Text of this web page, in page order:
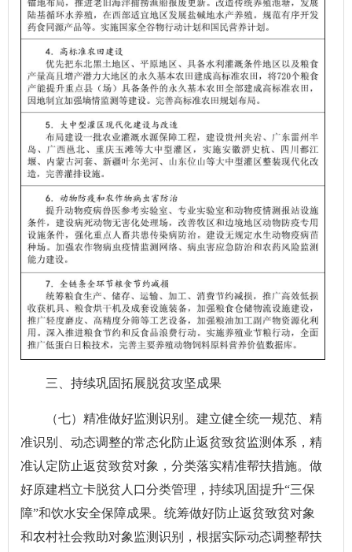
三、持续巩固拓展脱贫攻坚成果
（七）精准做好监测识别。建立健全统一规范、精
准识别、动态调整的常态化防止返贫致贫监测体系，精
准认定防止返贫致贫对象，分类落实精准帮扶措施。做
好原建档立卡脱贫人口分类管理，持续巩固提升“三保
障”和饮水安全保障成果。统筹做好防止返贫致贫对象
和农村社会救助对象监测识别，根据实际动态调整帮扶